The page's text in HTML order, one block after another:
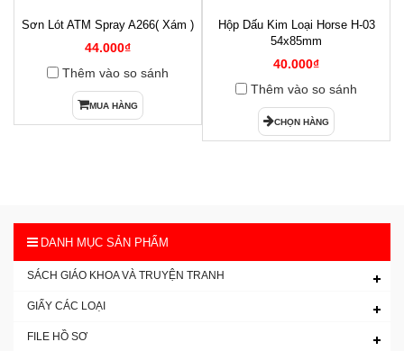
Sơn Lót ATM Spray A266( Xám )
44.000₫
Thêm vào so sánh
MUA HÀNG
Hộp Dấu Kim Loại Horse H-03
54x85mm
40.000₫
Thêm vào so sánh
CHỌN HÀNG
DANH MỤC SẢN PHẨM
SÁCH GIÁO KHOA VÀ TRUYỆN TRANH
GIẤY CÁC LOẠI
FILE HỒ SƠ